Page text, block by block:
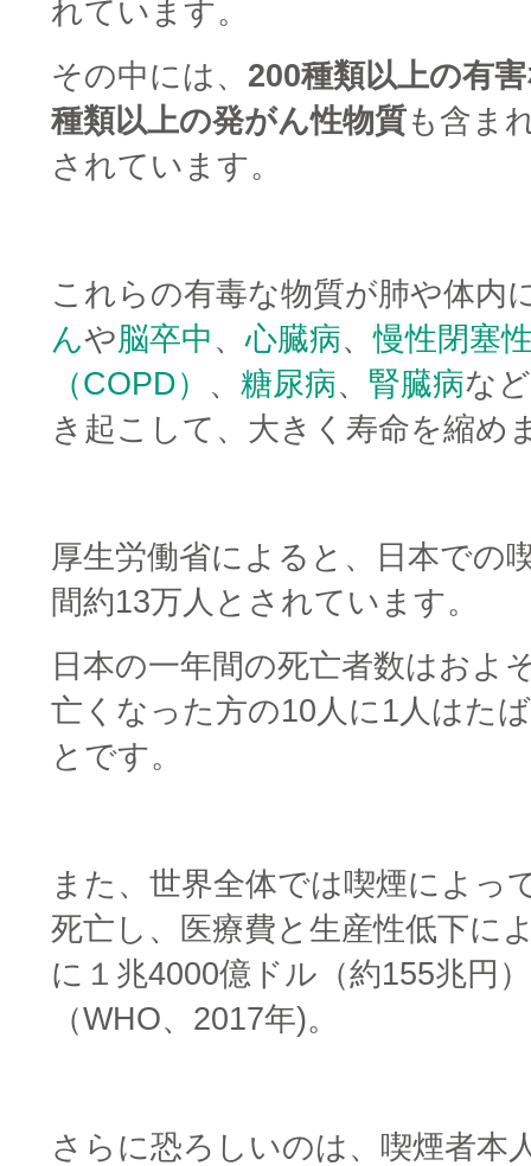
れています。
その中には、 200種類以上の有
種類以上の発がん性物質も含ま
されています。
これらの有毒な物質が肺や体内
んや脳卒中 、心臓病、慢性閉塞
（COPD） 、 糖尿病、 腎臓病な
き起こして、大きく寿命を縮め
厚生労働省によると、日本での
間約13万人とされています。
日本の一年間の死亡者数はおよ
亡くなった方の10人に1人はた
とです。
また、世界全体では喫煙によっ
死亡し、医療費と生産性低下に
に１兆4000億ドル（約155兆円
（WHO、2017年)。
さらに恐ろしいのは、喫煙者本